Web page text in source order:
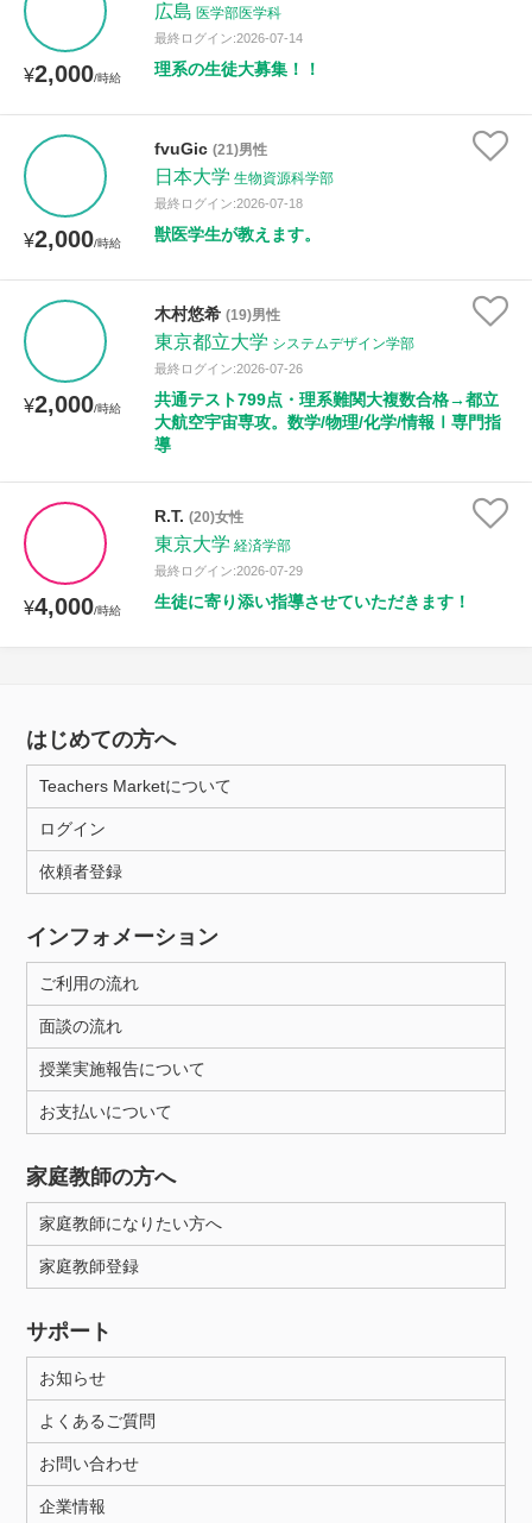
¥2,000/時給
広島 医学部医学科
最終ログイン:2026-07-14
理系の生徒大募集！！
¥2,000/時給
fvuGic (21)男性
日本大学 生物資源科学部
最終ログイン:2026-07-18
獣医学生が教えます。
¥2,000/時給
木村悠希 (19)男性
東京都立大学 システムデザイン学部
最終ログイン:2026-07-26
共通テスト799点・理系難関大複数合格→都立
大航空宇宙専攻。数学/物理/化学/情報Ⅰ専門指
導
¥4,000/時給
R.T. (20)女性
東京大学 経済学部
最終ログイン:2026-07-29
生徒に寄り添い指導させていただきます！
はじめての方へ
Teachers Marketについて
ログイン
依頼者登録
インフォメーション
ご利用の流れ
面談の流れ
授業実施報告について
お支払いについて
家庭教師の方へ
家庭教師になりたい方へ
家庭教師登録
サポート
お知らせ
よくあるご質問
お問い合わせ
企業情報